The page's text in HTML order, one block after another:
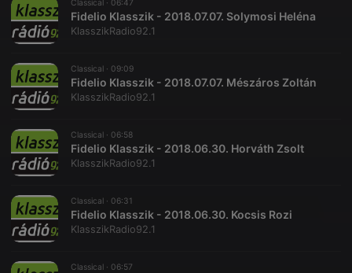
Classical · 06:47
Fidelio Klasszik - 2018.07.07. Solymosi Heléna
KlasszikRadio92.1
Classical · 09:09
Fidelio Klasszik - 2018.07.07. Mészáros Zoltán
KlasszikRadio92.1
Classical · 06:58
Fidelio Klasszik - 2018.06.30. Horváth Zsolt
KlasszikRadio92.1
Classical · 06:31
Fidelio Klasszik - 2018.06.30. Kocsis Rozi
KlasszikRadio92.1
Classical · 06:57